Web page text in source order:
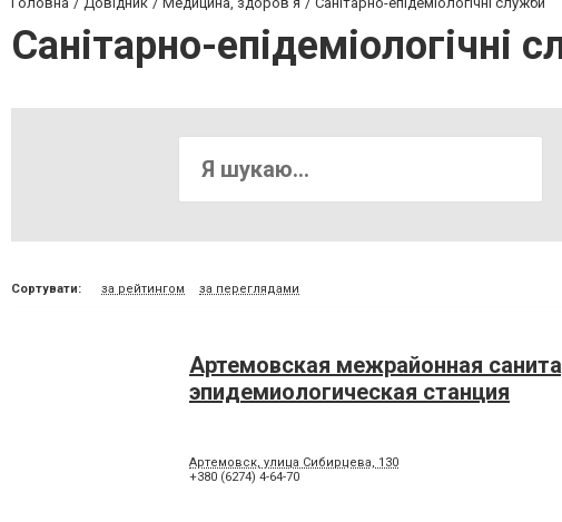
Санітарно-епідеміологічні
Сортувати: за рейтингом за переглядами
Артемовская межрайонная
эпидемиологическая станция
Артемовск, улица Сибирцева, 130
+380 (6274) 4-64-70